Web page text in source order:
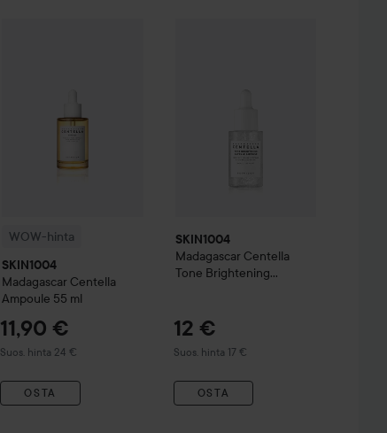
WOW-hinta
SKIN1004
Madagascar Centella
Ampoule 55 ml
11,90 €
Suos. hinta 24 €
Suositeltu hinta 24 €
OSTA
SKIN1004
Madagascar Centella
Tone Brightening
12 €
Suos. hinta 17 €
Suositeltu hinta 17 €
OSTA